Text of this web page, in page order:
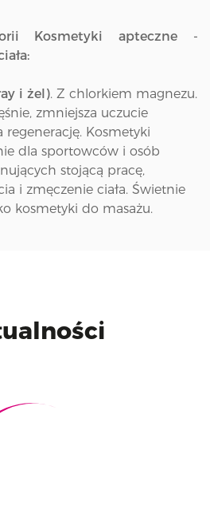
Kosmetyki apteczne -
i żel). Z chlorkiem magnezu.
zmniejsza uczucie
Kosmetyki
dla sportowców i osób
stojącą pracę,
i zmęczenie ciała. Świetnie
kosmetyki do masażu.